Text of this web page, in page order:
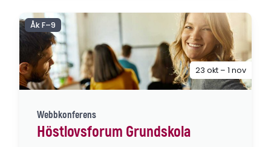
Webbkonferens
Höstlovsforum Grundskola
Åk F–9
23 okt – 1 nov